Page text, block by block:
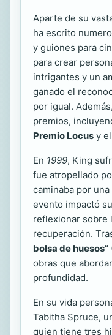
Aparte de su
ha escrito
y guiones para
para crear
intrigantes y un
ganado el
por igual.
premios,
Premio Locus y el
En 1999, King
fue atropellado
caminaba por
evento impactó
reflexionar sobre
recuperación.
bolsa de huesos”
obras que
profundidad.
En su vida
Tabitha Spruce,
quien tiene tres